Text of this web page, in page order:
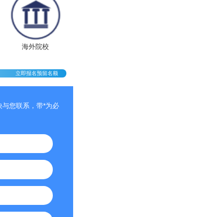
海外院校
立即报名预留名额
您联系，带*为必